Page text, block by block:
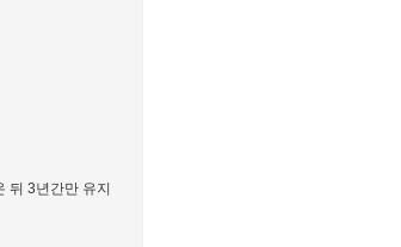
뒤 3년간만 유지